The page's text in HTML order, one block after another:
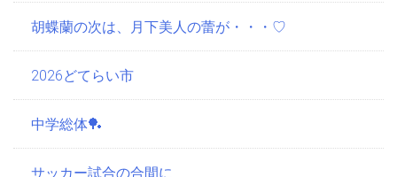
胡蝶蘭の次は、月下美人の蕾が・・・♡
2026どてらい市
中学総体🏓
サッカー試合の合間に